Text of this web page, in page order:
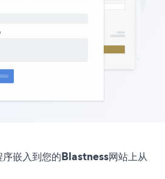
嵌入到您的Blastness网站上从